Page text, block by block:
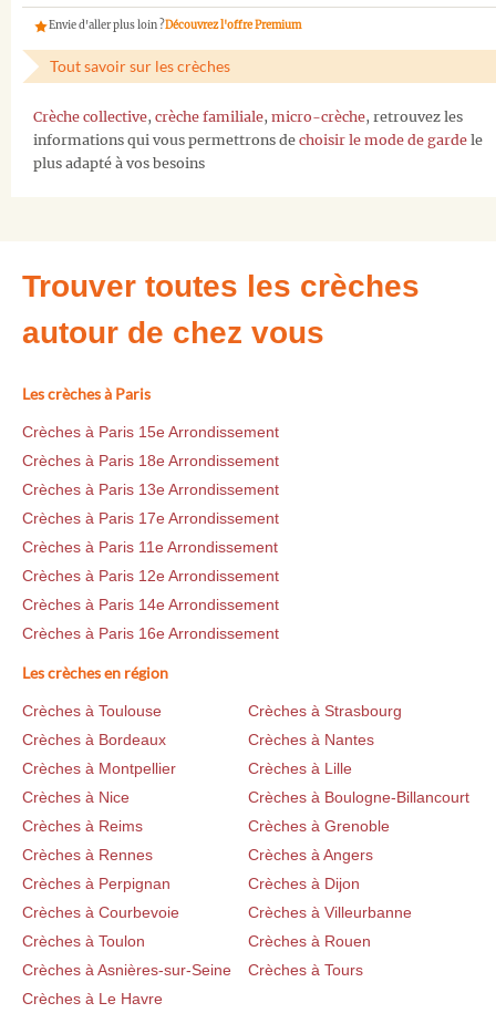
Envie d'aller plus loin ?Découvrez l'offre Premium
Tout savoir sur les crèches
Crèche collective, crèche familiale, micro-crèche, retrouvez les
informations qui vous permettrons de choisir le mode de garde le
plus adapté à vos besoins
Trouver toutes les crèches
autour de chez vous
Les crèches à Paris
Crèches à Paris 15e Arrondissement
Crèches à Paris 18e Arrondissement
Crèches à Paris 13e Arrondissement
Crèches à Paris 17e Arrondissement
Crèches à Paris 11e Arrondissement
Crèches à Paris 12e Arrondissement
Crèches à Paris 14e Arrondissement
Crèches à Paris 16e Arrondissement
Les crèches en région
Crèches à Toulouse
Crèches à Strasbourg
Crèches à Bordeaux
Crèches à Nantes
Crèches à Montpellier
Crèches à Lille
Crèches à Nice
Crèches à Boulogne-Billancourt
Crèches à Reims
Crèches à Grenoble
Crèches à Rennes
Crèches à Angers
Crèches à Perpignan
Crèches à Dijon
Crèches à Courbevoie
Crèches à Villeurbanne
Crèches à Toulon
Crèches à Rouen
Crèches à Asnières-sur-Seine
Crèches à Tours
Crèches à Le Havre